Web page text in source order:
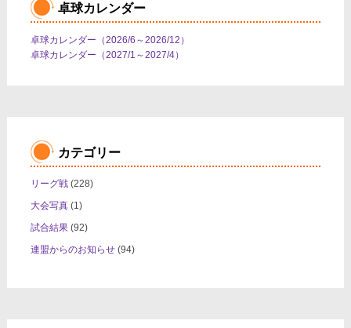
卓球カレンダー
卓球カレンダー（2026/6～2026/12）
卓球カレンダー（2027/1～2027/4）
カテゴリー
リーグ戦(228)
大会写真(1)
試合結果(92)
連盟からのお知らせ(94)